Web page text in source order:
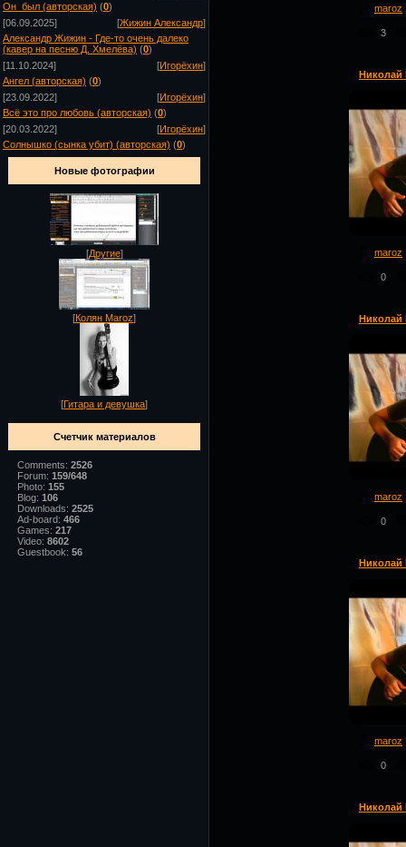
Он_был (авторская) (0)
[06.09.2025]
[Жижин Александр]
Александр Жижин - Где-то очень далеко
(кавер на песню Д. Хмелёва) (0)
[11.10.2024]
[Игорёхин]
Ангел (авторская) (0)
[23.09.2022]
[Игорёхин]
Всё это про любовь (авторская) (0)
[20.03.2022]
[Игорёхин]
Солнышко (сынка убит) (авторская) (0)
Новые фотографии
[Другие]
[Колян Maroz]
[Гитара и девушка]
Счетчик материалов
Comments: 2526
Forum: 159/648
Photo: 155
Blog: 106
Downloads: 2525
Ad-board: 466
Games: 217
Video: 8602
Guestbook: 56
maroz
3
Николай
maroz
0
Николай
maroz
0
Николай
maroz
0
Николай